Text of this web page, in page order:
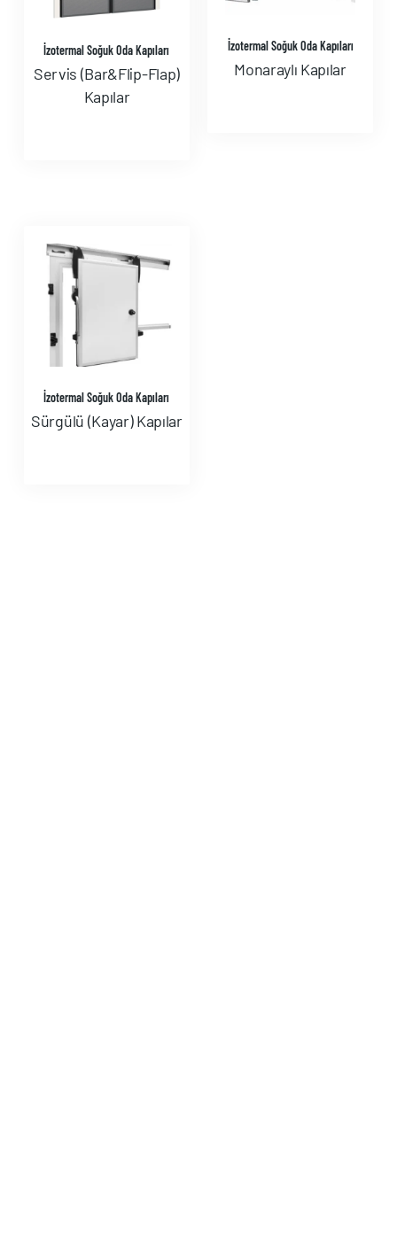
İzotermal Soğuk Oda Kapıları
Servis (Bar&Flip-Flap)
Kapılar
İzotermal Soğuk Oda Kapıları
Monaraylı Kapılar
İzotermal Soğuk Oda Kapıları
Sürgülü (Kayar) Kapılar